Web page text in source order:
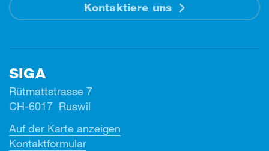
Kontaktiere uns
SIGA
Rütmattstrasse 7
CH-6017 Ruswil
Auf der Karte anzeigen
Kontaktformular